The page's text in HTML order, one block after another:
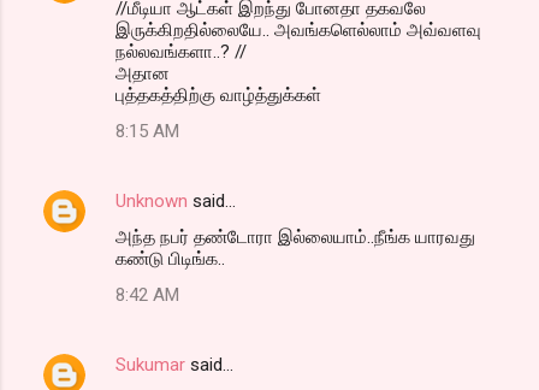
//மீடியா ஆட்கள் இறந்து போனதா தகவலே
இருக்கிறதில்லையே.. அவங்களெல்லாம் அவ்வளவு
நல்லவங்களா..? //
அதான
புத்தகத்திற்கு வாழ்த்துக்கள்
8:15 AM
Unknown said…
அந்த நபர் தண்டோரா இல்லையாம்..நீங்க யாரவது
கண்டு பிடிங்க..
8:42 AM
Sukumar said…